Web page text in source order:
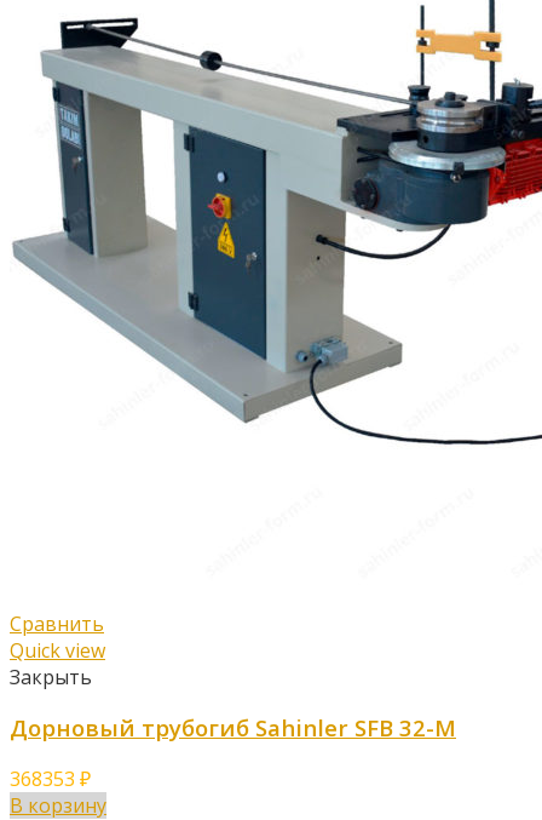
Сравнить
Quick view
Закрыть
Дорновый трубогиб Sahinler SFB 32-M
368353 ₽
В корзину